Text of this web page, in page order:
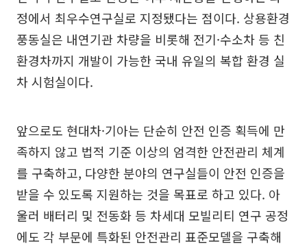
정에서 최우수연구실로 지정됐다는 점이다. 상용환경
풍동실은 내연기관 차량을 비롯해 전기·수소차 등 친
환경차까지 개발이 가능한 국내 유일의 복합 환경 실
차 시험실이다.
앞으로도 현대차·기아는 단순히 안전 인증 획득에 만
족하지 않고 법적 기준 이상의 엄격한 안전관리 체계
를 구축하고, 다양한 분야의 연구실들이 안전 인증을
받을 수 있도록 지원하는 것을 목표로 하고 있다. 아
울러 배터리 및 전동화 등 차세대 모빌리티 연구 공정
에도 각 부문에 특화된 안전관리 표준모델을 구축해